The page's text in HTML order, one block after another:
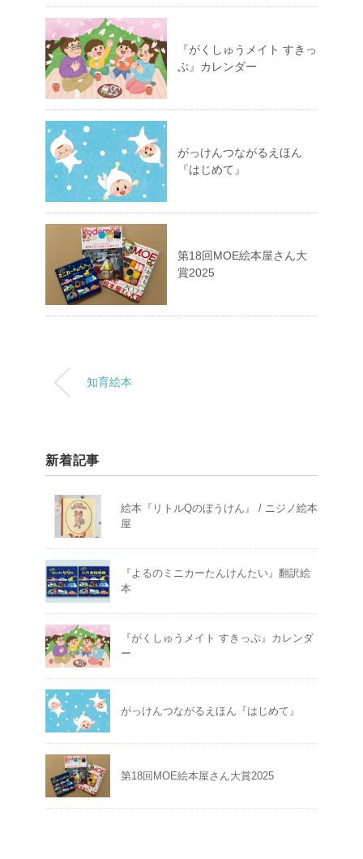
『がくしゅうメイト すきっ
ぷ』カレンダー
がっけんつながるえほん
『はじめて』
第18回MOE絵本屋さん大
賞2025
知育絵本
新着記事
絵本『リトルQのぼうけん』 / ニジノ絵本
屋
『よるのミニカーたんけんたい』翻訳絵
本
『がくしゅうメイト すきっぷ』カレンダ
ー
がっけんつながるえほん『はじめて』
第18回MOE絵本屋さん大賞2025